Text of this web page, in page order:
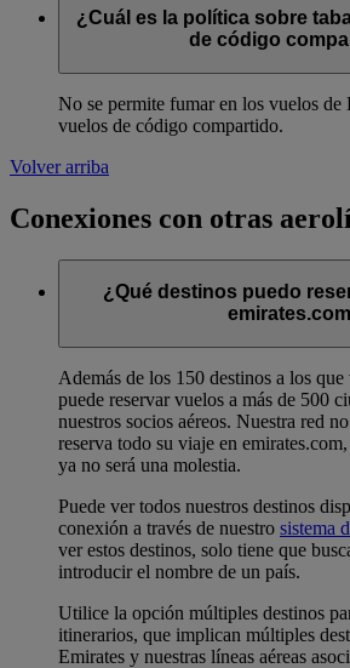
¿Cuál es la política sobre
de código
No se permite fumar en los vuelos de
vuelos de código compartido.
Volver arriba
Conexiones con otras
¿Qué destinos puedo
Además de los 150 destinos a los
puede reservar vuelos a más de 500
nuestros socios aéreos. Nuestra red
reserva todo su viaje en
ya no será una molestia.
Puede ver todos nuestros destinos
conexión a través de nuestro sistema
ver estos destinos, solo tiene que
introducir el nombre de un país.
Utilice la opción múltiples destinos
itinerarios, que implican múltiples
Emirates y nuestras líneas aéreas